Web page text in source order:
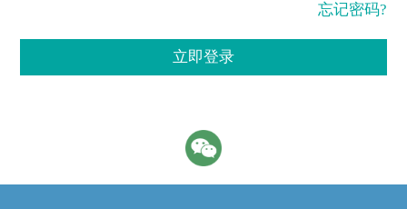
忘记密码?
立即登录